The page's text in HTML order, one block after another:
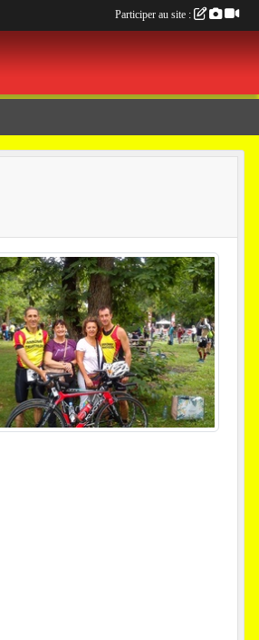
Participer au site :